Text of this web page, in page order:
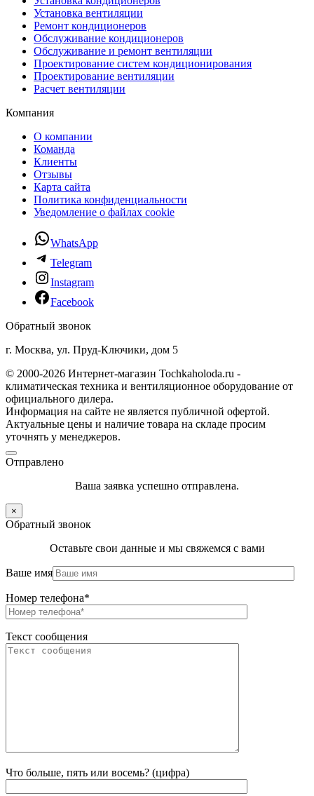
Установка вентиляции
Ремонт кондиционеров
Обслуживание кондиционеров
Обслуживание и ремонт вентиляции
Проектирование систем кондиционирования
Проектирование вентиляции
Расчет вентиляции
Компания
О компании
Команда
Клиенты
Отзывы
Карта сайта
Политика конфиденциальности
Уведомление о файлах cookie
WhatsApp
Telegram
Instagram
Facebook
Обратный звонок
г. Москва, ул. Пруд-Ключики, дом 5
© 2000-2026 Интернет-магазин Tochkaholoda.ru -
климатическая техника и вентиляционное оборудование от
официального дилера.
Информация на сайте не является публичной офертой.
Актуальные цены и наличие товара на складе просим
уточнять у менеджеров.
Отправлено
Ваша заявка успешно отправлена.
×
Обратный звонок
Оставьте свои данные и мы свяжемся с вами
Ваше имя
Номер телефона*
Текст сообщения
Что больше, пять или восемь? (цифра)